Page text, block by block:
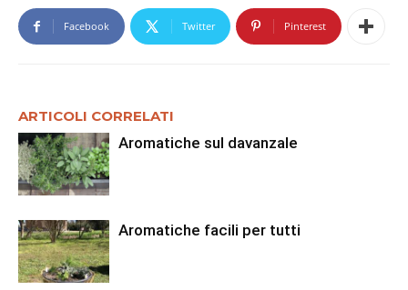
Facebook Twitter Pinterest
ARTICOLI CORRELATI
Aromatiche sul davanzale
Aromatiche facili per tutti